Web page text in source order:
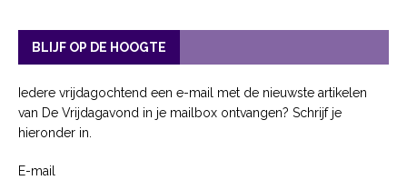
BLIJF OP DE HOOGTE
Iedere vrijdagochtend een e-mail met de nieuwste artikelen
van De Vrijdagavond in je mailbox ontvangen? Schrijf je
hieronder in.
E-mail